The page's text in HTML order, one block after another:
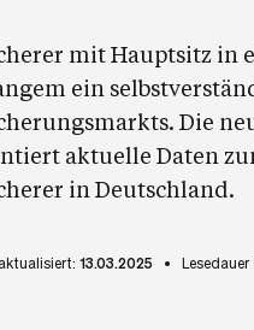
mit Hauptsitz in
ein
Die
aktuelle Daten
in Deutschland.
13.03.2025 Lesedauer